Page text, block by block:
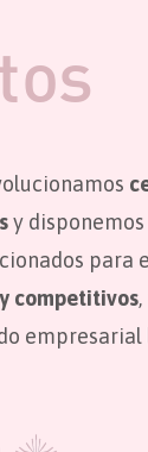
y disponemos
para
competitivos
empresarial